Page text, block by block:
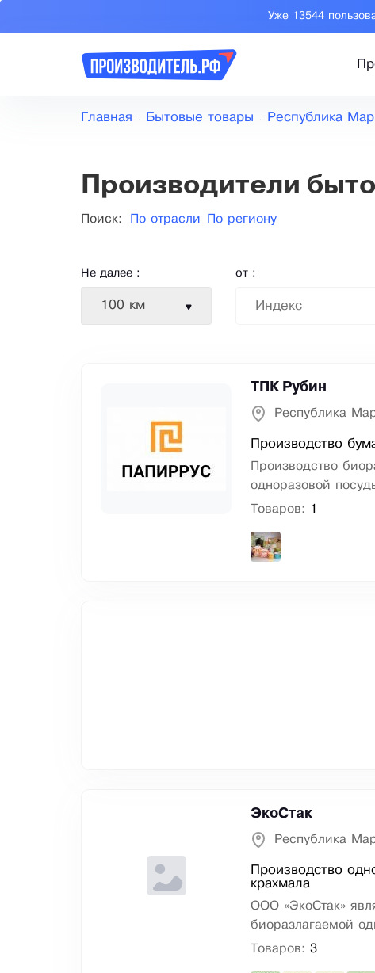
Уже 13544
Главная Бытовые товары Республика
Производители
Поиск: По отрасли По региону
Не далее :
100 км
от :
ТПК Рубин
Республика
Производство
Производство
одноразовой
Товаров: 1
ЭкоСтак
Республика
Производство
крахмала
ООО «ЭкоСтак»
биоразлагаемой
Товаров: 3